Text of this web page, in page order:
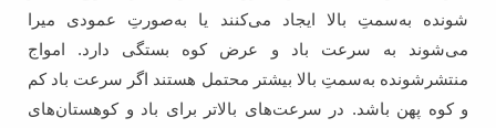
شونده به‌سمتِ بالا ایجاد می‌کنند یا به‌صورتِ عمودی میرا
می‌شوند به سرعت باد و عرض کوه بستگی دارد. امواج
منتشرشونده به‌سمتِ بالا بیشتر محتمل هستند اگر سرعت باد کم
و کوه پهن باشد. در سرعت‌های بالاتر برای باد و کوهستان‌های